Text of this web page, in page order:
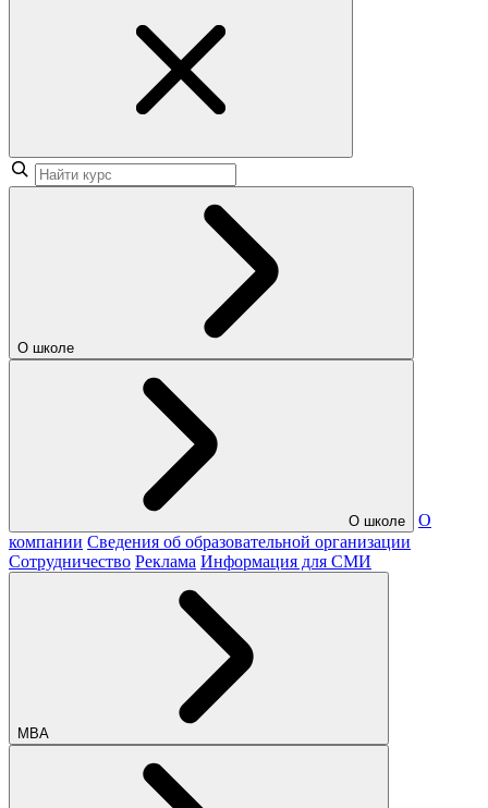
О школе
О школе
О
компании Сведения об образовательной организации
Сотрудничество Реклама Информация для СМИ
МВА